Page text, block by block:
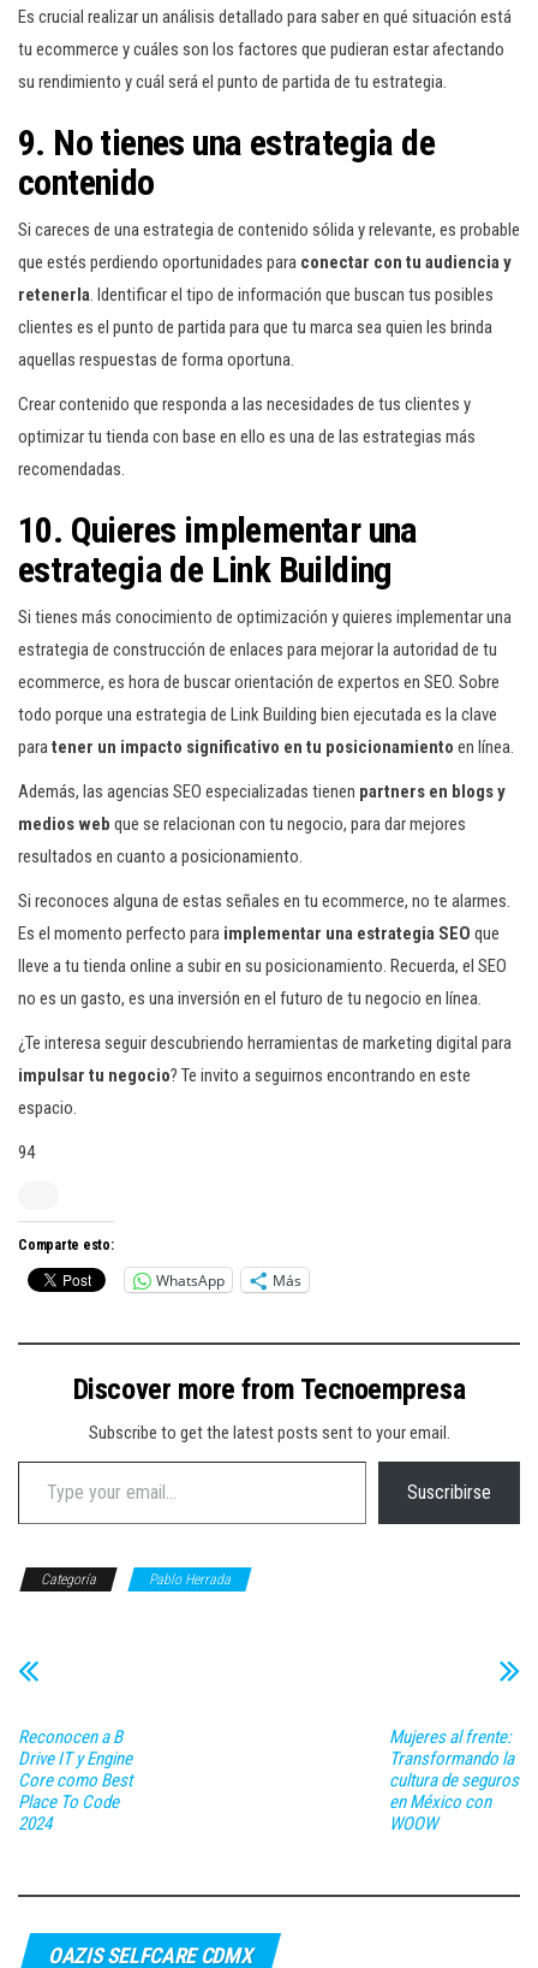
Es crucial realizar un análisis detallado para saber en qué situación está
tu ecommerce y cuáles son los factores que pudieran estar afectando
su rendimiento y cuál será el punto de partida de tu estrategia.
9. No tienes una estrategia de
contenido
Si careces de una estrategia de contenido sólida y relevante, es probable
que estés perdiendo oportunidades para conectar con tu audiencia y
retenerla. Identificar el tipo de información que buscan tus posibles
clientes es el punto de partida para que tu marca sea quien les brinda
aquellas respuestas de forma oportuna.
Crear contenido que responda a las necesidades de tus clientes y
optimizar tu tienda con base en ello es una de las estrategias más
recomendadas.
10. Quieres implementar una
estrategia de Link Building
Si tienes más conocimiento de optimización y quieres implementar una
estrategia de construcción de enlaces para mejorar la autoridad de tu
ecommerce, es hora de buscar orientación de expertos en SEO. Sobre
todo porque una estrategia de Link Building bien ejecutada es la clave
paratener un impacto significativo en tu posicionamiento en línea.
Además, las agencias SEO especializadas tienen partners en blogs y
medios web que se relacionan con tu negocio, para dar mejores
resultados en cuanto a posicionamiento.
Si reconoces alguna de estas señales en tu ecommerce, no te alarmes.
Es el momento perfecto para implementar una estrategia SEO que
lleve a tu tienda online a subir en su posicionamiento. Recuerda, el SEO
no es un gasto, es una inversión en el futuro de tu negocio en línea.
¿Te interesa seguir descubriendo herramientas de marketing digital para
impulsar tu negocio? Te invito a seguirnos encontrando en este
espacio.
94
Comparte esto:
WhatsApp Más
Discover more from Tecnoempresa
Subscribe to get the latest posts sent to your email.
Type your email…
Suscribirse
Categoría Pablo Herrada
Reconocen a B
Drive IT y Engine
Core como Best
Place To Code
2024
Mujeres al frente:
Transformando la
cultura de seguros
en México con
WOOW
OAZIS SELFCARE CDMX